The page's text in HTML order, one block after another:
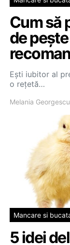
Cum să
de
Ești iubitor al
o rețetă…
Melania Georgescu
Mancare si
5 idei